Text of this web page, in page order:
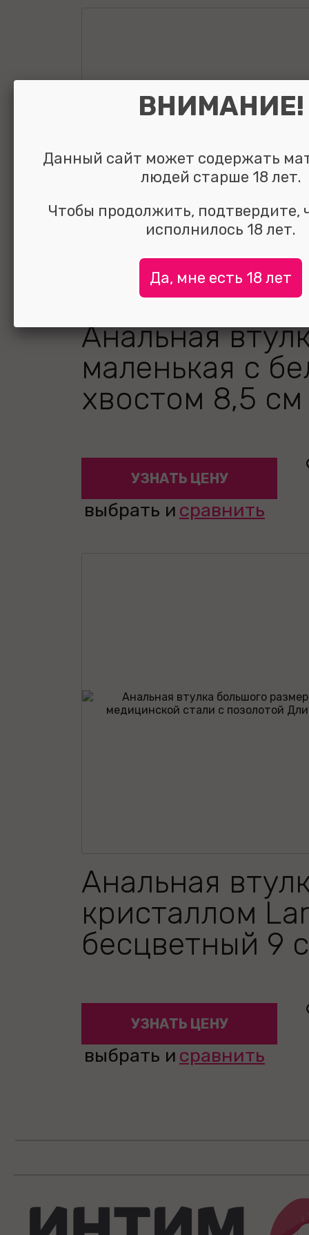
Анальная
маленькая с
хвостом 8,5 см
УЗНАТЬ ЦЕНУ
выбрать и сравнить
Анальная
кристаллом
бесцветный 9
УЗНАТЬ ЦЕНУ
выбрать и сравнить
ВНИМАНИЕ!
Данный сайт может содержать
людей старше 18 лет.
Чтобы продолжить, подтвердите,
исполнилось 18 лет.
Да, мне есть 18 лет